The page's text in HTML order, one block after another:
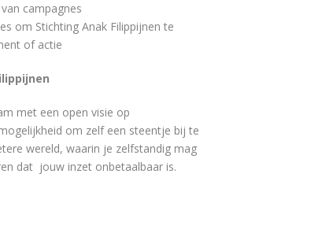
campagnes
om Stichting Anak Filippijnen te
of actie
met een open visie op
om zelf een steentje bij te
wereld, waarin je zelfstandig mag
dat jouw inzet onbetaalbaar is.